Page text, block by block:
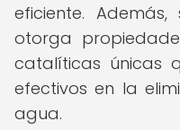
eficiente.
otorga
catalíticas únicas
efectivos en la
agua.